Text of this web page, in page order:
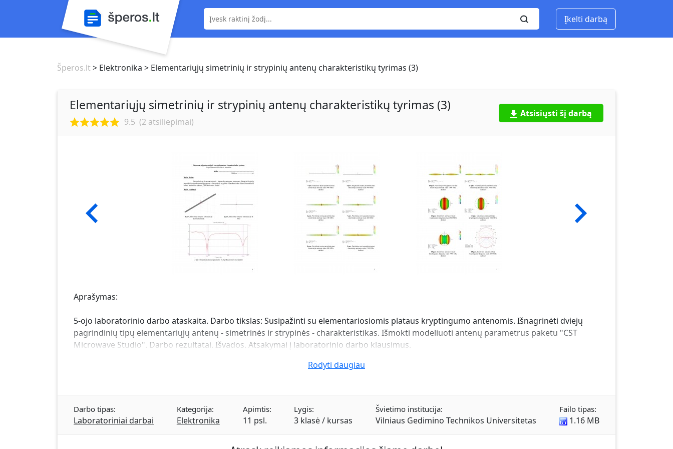
Įkelti darbą
Šperos.lt> Elektronika > Elementariųjų simetrinių ir strypinių antenų charakteristikų tyrimas (3)
Elementariųjų simetrinių ir strypinių antenų charakteristikų tyrimas (3)
9.5 (2 atsiliepimai)
Atsisiųsti šį darbą
Aprašymas:
5-ojo laboratorinio darbo ataskaita. Darbo tikslas: Susipažinti su elementariosiomis plataus kryptingumo antenomis. Išnagrinėti dviejų
pagrindinių tipų elementariųjų antenų - simetrinės ir strypinės - charakteristikas. Išmokti modeliuoti antenų parametrus paketu "CST
Microwave Studio". Darbo rezultatai. Išvados. Atsakymai į laboratorinio darbo klausimus.
Rodyti daugiau
Darbo tipas:
Laboratoriniai darbai
Kategorija:
Elektronika
Apimtis:
11 psl.
Lygis:
3 klasė / kursas
Švietimo institucija:
Vilniaus Gedimino Technikos Universitetas
Failo tipas:
1.16 MB